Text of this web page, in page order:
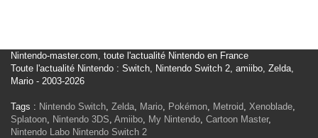
Nintendo-master.com, toute l'actualité Nintendo en France
Toute l'actualité Nintendo : Switch, Nintendo Switch 2, amiibo, Zelda,
Mario - 2003-2026
Tags : Nintendo Switch, Zelda, Mario, Pokémon, Metroid, Xenoblade,
Splatoon, Nintendo 3DS, Amiibo, My Nintendo, Cartoon Master,
Nintendo Labo Nintendo Switch 2